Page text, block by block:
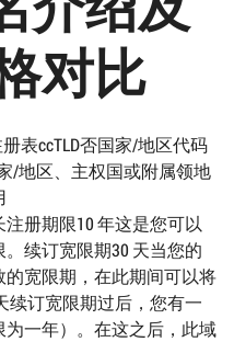
对比
表ccTLD否国家/地区代码
/地区、主权国或附属领地
册期限10 年这是您可以
续订宽限期30 天当您的
宽限期，在此期间可以将
续订宽限期过后，您有一
一年）。在这之后，此域